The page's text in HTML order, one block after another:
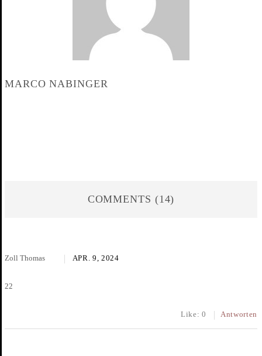
MARCO NABINGER
COMMENTS (14)
Zoll Thomas APR. 9, 2024
22
Like: 0 Antworten